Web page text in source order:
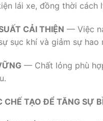
lái xe, đồng thời cách
CẢI THIỆN — Việc
sục khí và giảm sự hao
— Chất lỏng phù
CHẾ TẠO ĐỂ TĂNG SỰ